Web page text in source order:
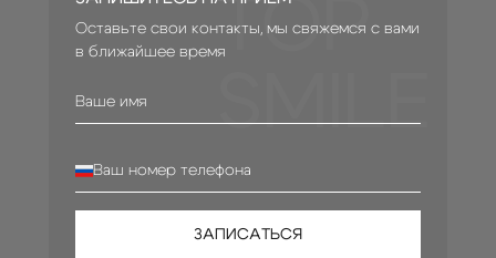
TOP
SMILE
Оставьте свои контакты, мы свяжемся с вами
в ближайшее время
ЗАПИСАТЬСЯ